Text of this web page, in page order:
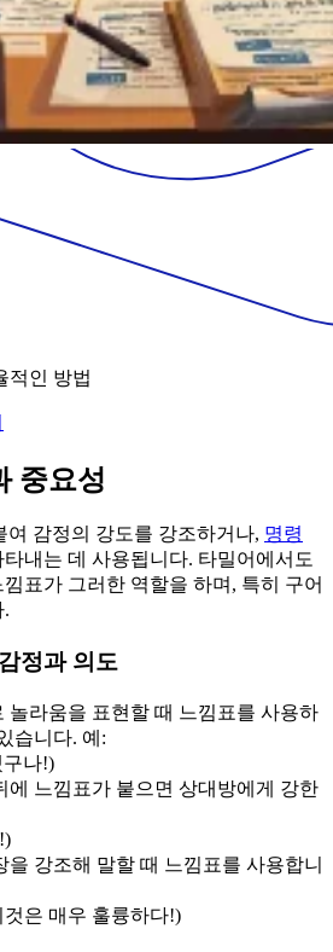
적인 방법
중요성
여 감정의 강도를 강조하거나, 명령
내는 데 사용됩니다. 타밀어에서도
표가 그러한 역할을 하며, 특히 구어
.
정과 의도
놀라움을 표현할 때 느낌표를 사용하
습니다. 예:
나!)
에 느낌표가 붙으면 상대방에게 강한
을 강조해 말할 때 느낌표를 사용합니
것은 매우 훌륭하다!)